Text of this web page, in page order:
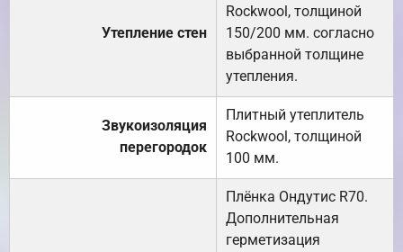
Утепление стен
Rockwool, толщиной
150/200 мм. согласно
выбранной толщине
утепления.
Звукоизоляция
перегородок
Плитный утеплитель
Rockwool, толщиной
100 мм.
Плёнка Ондутис R70.
Дополнительная
герметизация